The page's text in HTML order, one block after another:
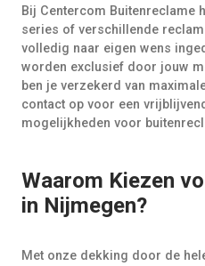
Bij Centercom Buitenreclame
series of verschillende
volledig naar eigen wens
worden exclusief door jouw
ben je verzekerd van
contact op voor een
mogelijkheden voor
Waarom Kiezen
in Nijmegen?
Met onze dekking door de